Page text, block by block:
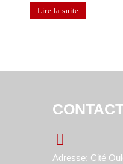
Lire la suite
Adresse: Cité